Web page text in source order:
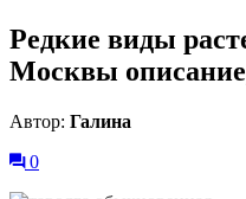
Редкие виды
Москвы
Автор: Галина
0